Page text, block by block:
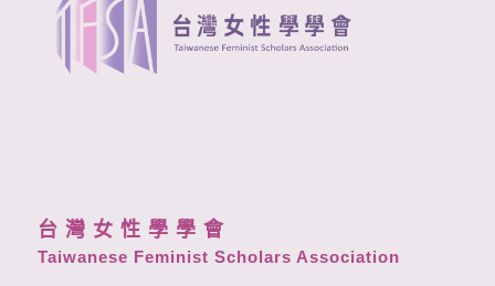
台 灣 女 性 學 學 會
Taiwanese Feminist Scholars Association